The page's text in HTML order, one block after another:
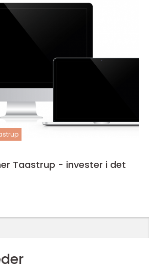
Taastrup - invester i det